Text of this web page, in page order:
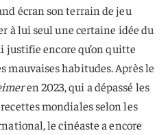
écran son terrain de jeu
à lui seul une certaine idée du
justifie encore qu’on quitte
mauvaises habitudes. Après le
en 2023, qui a dépassé les
mondiales selon les
le cinéaste a encore